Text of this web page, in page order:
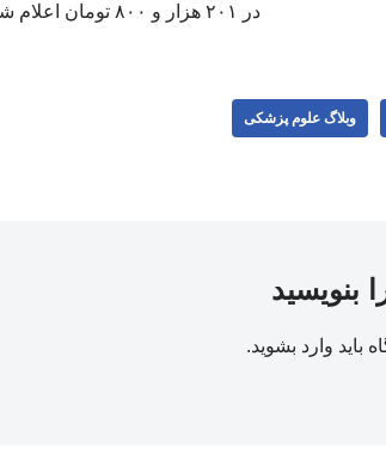
در ۲۰۱ هزار و ۸۰۰ تومان اعلام شد. ۲۲۳۲۲۵
وبلاگ علوم پزشکی
بنویسید
باید وارد بشوید.